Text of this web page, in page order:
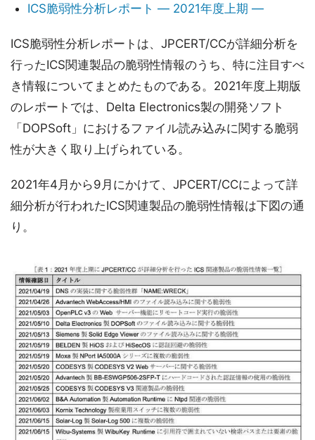
ICS脆弱性分析レポート ― 2021年度上期 ―
ICS脆弱性分析レポートは、JPCERT/CCが詳細分析を
行ったICS関連製品の脆弱性情報のうち、特に注目すべ
き情報についてまとめたものである。2021年度上期版
のレポートでは、Delta Electronics製の開発ソフト
「DOPSoft」におけるファイル読み込みに関する脆弱
性が大きく取り上げられている。
2021年4月から9月にかけて、JPCERT/CCによって詳
細分析が行われたICS関連製品の脆弱性情報は下図の通
り。